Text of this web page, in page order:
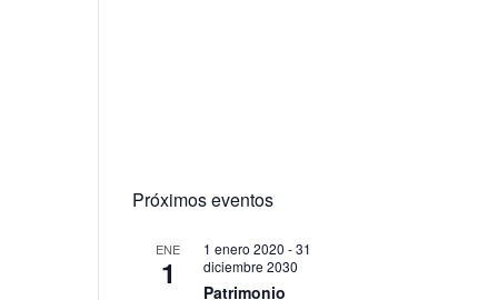
Próximos eventos
ENE
1
1 enero 2020 -31
diciembre 2030
Patrimonio